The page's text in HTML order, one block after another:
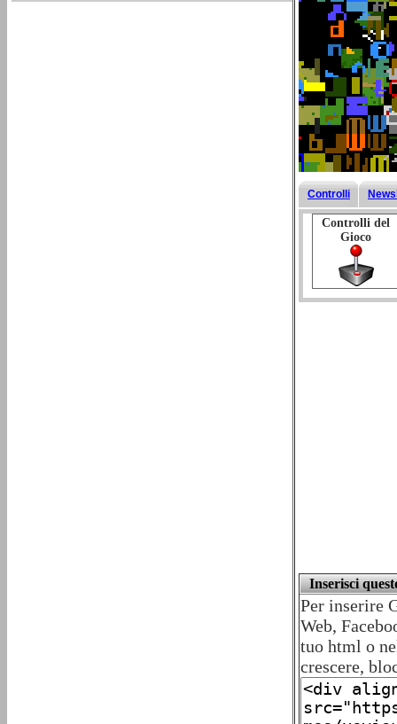
Controlli
Controlli del
Gioco
Inserisci
Per inserire
Web,
tuo html o
crescere,